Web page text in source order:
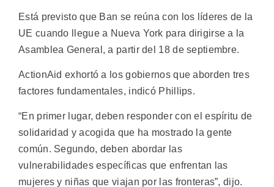
Está previsto que Ban se reúna con los líderes de la
UE cuando llegue a Nueva York para dirigirse a la
Asamblea General, a partir del 18 de septiembre.
ActionAid exhortó a los gobiernos que aborden tres
factores fundamentales, indicó Phillips.
“En primer lugar, deben responder con el espíritu de
solidaridad y acogida que ha mostrado la gente
común. Segundo, deben abordar las
vulnerabilidades específicas que enfrentan las
mujeres y niñas que viajan por las fronteras”, dijo.